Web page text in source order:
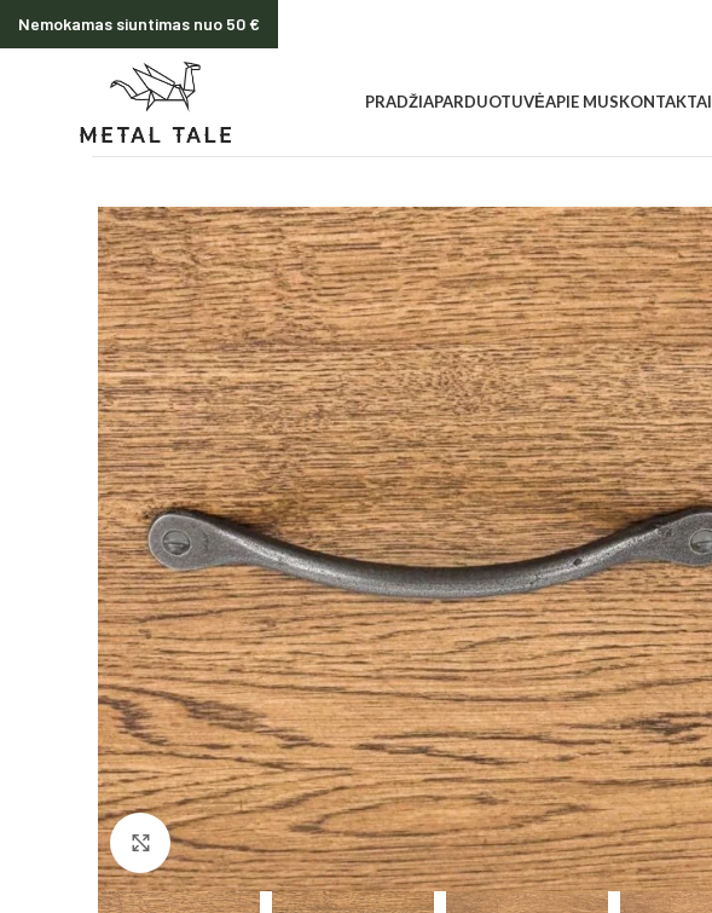
PRADŽIAPARDUOTUVĖAPIE MUSKONTAKTAI
Padidinti
Nemokamas siuntimas nuo 50 €